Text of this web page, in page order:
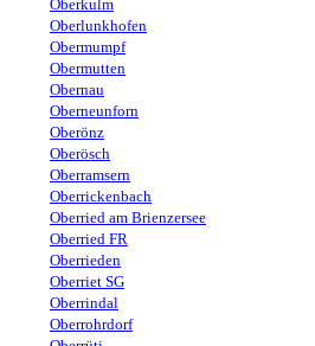
Oberkulm
Oberlunkhofen
Obermumpf
Obermutten
Obernau
Oberneunforn
Oberönz
Oberösch
Oberramsern
Oberrickenbach
Oberried am Brienzersee
Oberried FR
Oberrieden
Oberriet SG
Oberrindal
Oberrohrdorf